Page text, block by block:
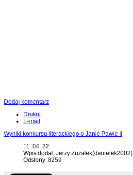
Dodaj komentarz
Drukuj
E-mail
Wyniki konkursu literackiego o Janie Pawle II
11. 04. 22
Wpis dodał: Jerzy Zużałek(danielek2002)
Odsłony: 8259